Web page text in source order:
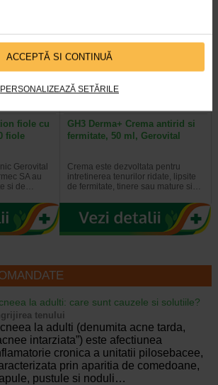
ACCEPTĂ SI CONTINUĂ
PERSONALIZEAZĂ SETĂRILE
fiole cu
fiole
Gerovital
SA au
si de…
GH3 Derma+ Crema antirid si
fermitate, 50 ml, Gerovital
Crema este dezvoltata pentru
intretinerea tenurilor ridate, lipsite
de fermitate, tinere sau mature si…
la adulti: care sunt cauzele si solutiile?
tenului
la adulti (denumita acne tarda,
intarziata”) este afectiunea
cronica a unitatii pilosebacee,
prin aparitia de comedoane,
pustule si noduli…